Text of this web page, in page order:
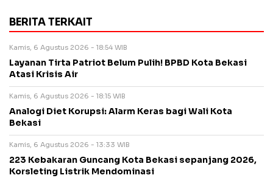
BERITA TERKAIT
Kamis, 6 Agustus 2026 - 18:54 WIB
Layanan Tirta Patriot Belum Pulih! BPBD Kota Bekasi
Atasi Krisis Air
Kamis, 6 Agustus 2026 - 18:15 WIB
Analogi Diet Korupsi: Alarm Keras bagi Wali Kota
Bekasi
Kamis, 6 Agustus 2026 - 13:33 WIB
223 Kebakaran Guncang Kota Bekasi sepanjang 2026,
Korsleting Listrik Mendominasi